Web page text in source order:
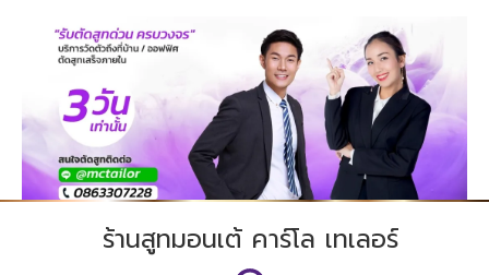
ร้านสูทมอนเต้ คาร์โล เทเลอร์